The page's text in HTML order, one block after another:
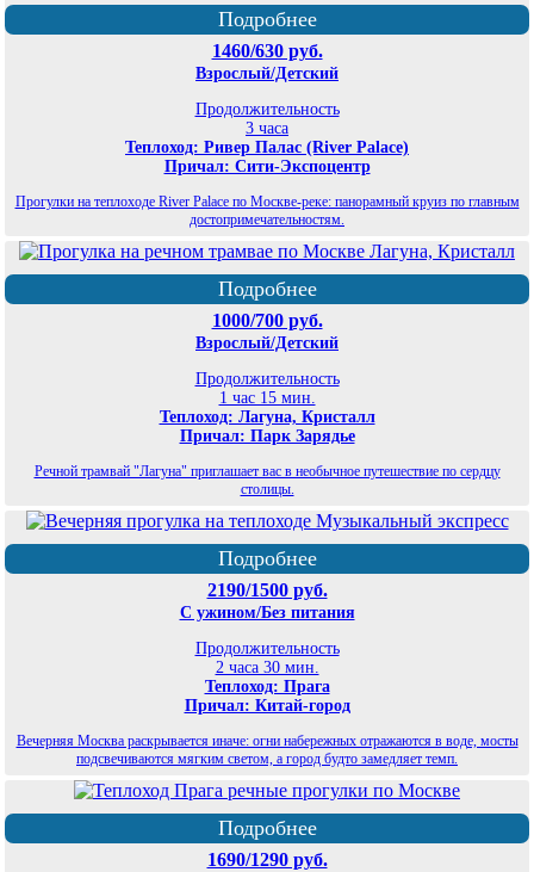
Подробнее
1460/630 руб.
Взрослый/Детский
Продолжительность
3 часа
Теплоход: Ривер Палас (River Palace)
Причал: Сити-Экспоцентр
Прогулки на теплоходе River Palace по Москве-реке: панорамный круиз по главным
достопримечательностям.
Подробнее
1000/700 руб.
Взрослый/Детский
Продолжительность
1 час 15 мин.
Теплоход: Лагуна, Кристалл
Причал: Парк Зарядье
Речной трамвай "Лагуна" приглашает вас в необычное путешествие по сердцу
столицы.
Подробнее
2190/1500 руб.
С ужином/Без питания
Продолжительность
2 часа 30 мин.
Теплоход: Прага
Причал: Китай-город
Вечерняя Москва раскрывается иначе: огни набережных отражаются в воде, мосты
подсвечиваются мягким светом, а город будто замедляет темп.
Подробнее
1690/1290 руб.